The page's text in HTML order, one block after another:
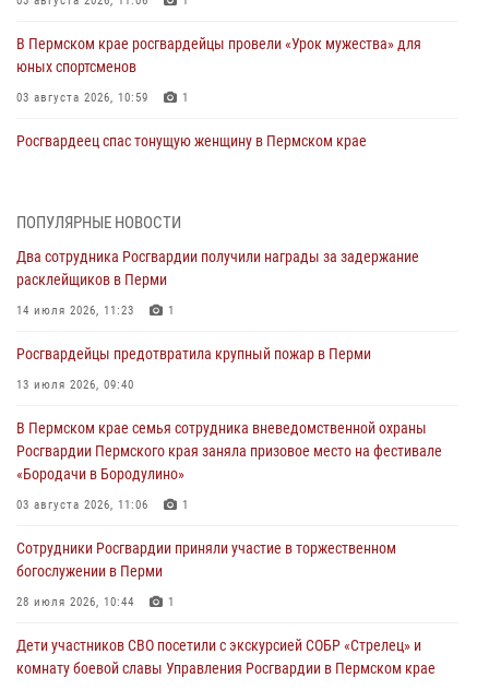
В Пермском крае росгвардейцы провели «Урок мужества» для
юных спортсменов
03 августа 2026, 10:59 1
Росгвардеец спас тонущую женщину в Пермском крае
Сотрудники Росгвардии приняли участие в торжественном
28 июля 2026, 10:44 1
Росгвардейцы оказали силовую поддержку при задержании
28 июля 2026, 06:15
ведомственной акции «Каникулы с Росгвардией»
24 июля 2026, 08:45
Юные защитники порядка: росгвардейцы провели день в клубе
24 июля 2026, 08:43
ПОПУЛЯРНЫЕ НОВОСТИ
Два сотрудника Росгвардии получили награды за задержание
расклейщиков в Перми
14 июля 2026, 11:23 1
Росгвардейцы предотвратила крупный пожар в Перми
13 июля 2026, 09:40
В Пермском крае семья сотрудника вневедомственной охраны
Росгвардии Пермского края заняла призовое место на фестивале
«Бородачи в Бородулино»
03 августа 2026, 11:06 1
Сотрудники Росгвардии приняли участие в торжественном
богослужении в Перми
28 июля 2026, 10:44 1
Дети участников СВО посетили с экскурсией СОБР «Стрелец» и
комнату боевой славы Управления Росгвардии в Пермском крае